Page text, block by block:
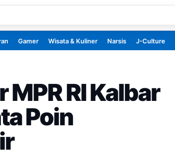
Gamer Wisata & Kuliner Narsis J-Culture
MPR RI Kalbar
Poin